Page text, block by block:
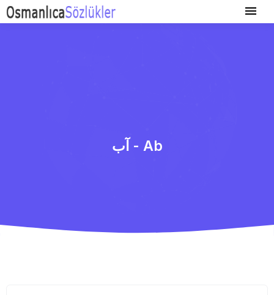
آب - Ab